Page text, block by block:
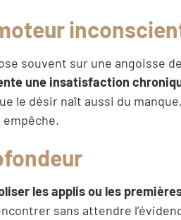
souvent sur une angoisse
une insatisfaction
le désir naît aussi du
empêche.
les applis ou les
sans attendre